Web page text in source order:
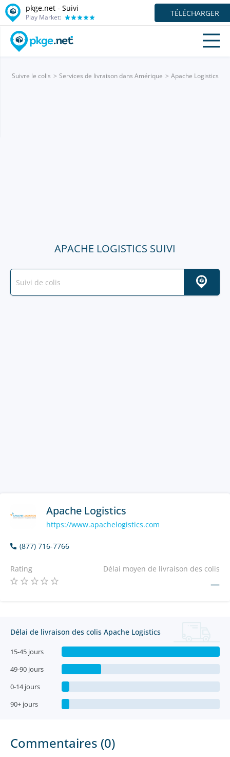
pkge.net - Suivi
Play Market: TÉLÉCHARGER
Suivre le colis Services de livraison dans Amérique Apache Logistics
APACHE LOGISTICS SUIVI
Apache Logistics
https://www.apachelogistics.com
(877) 716-7766
Rating Délai moyen de livraison des colis
—
Délai de livraison des colis Apache Logistics
15-45 jours
49-90 jours
0-14 jours
90+ jours
Commentaires (0)